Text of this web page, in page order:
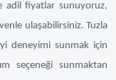
adil fiyatlar sunuyoruz,
ulaşabilirsiniz. Tuzla
deneyimi sunmak için
seçeneği sunmaktan